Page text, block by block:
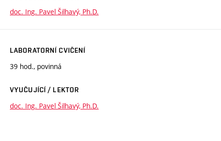
doc. Ing. Pavel Šilhavý, Ph.D.
LABORATORNÍ CVIČENÍ
39 hod., povinná
VYUČUJÍCÍ / LEKTOR
doc. Ing. Pavel Šilhavý, Ph.D.